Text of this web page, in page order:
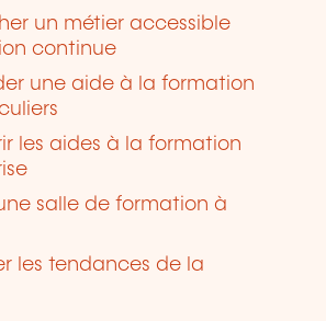
un métier accessible
continue
une aide à la formation
les aides à la formation
une salle de formation à
les tendances de la